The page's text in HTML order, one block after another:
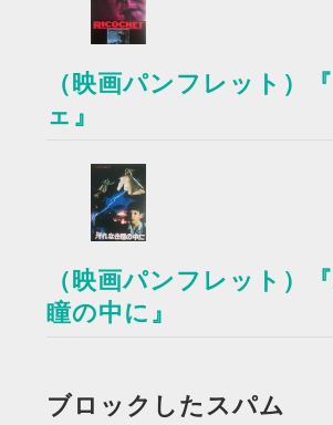
（映画パンフレット）
ェ』
（映画パンフレット）
瞳の中に』
ブロックしたスパム